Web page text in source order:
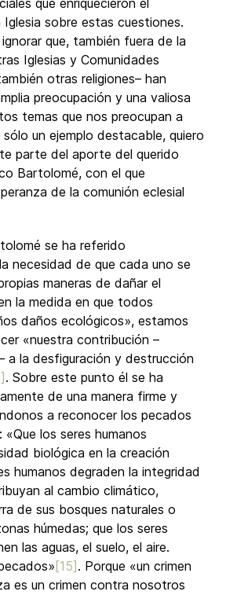
que enriquecieron el
sobre estas cuestiones.
que, también fuera de la
Iglesias y Comunidades
otras religiones– han
preocupación y una valiosa
temas que nos preocupan a
un ejemplo destacable, quiero
parte del aporte del querido
Bartolomé, con el que
de la comunión eclesial
se ha referido
necesidad de que cada uno se
maneras de dañar el
la medida en que todos
daños ecológicos», estamos
«nuestra contribución –
a la desfiguración y destrucción
. Sobre este punto él se ha
de una manera firme y
a reconocer los pecados
los seres humanos
biológica en la creación
humanos degraden la integridad
al cambio climático,
de sus bosques naturales o
húmedas; que los seres
las aguas, el suelo, el aire.
[15] . Porque «un crimen
es un crimen contra nosotros